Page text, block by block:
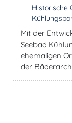
Historische
Mit der
Seebad
ehemaligen
der